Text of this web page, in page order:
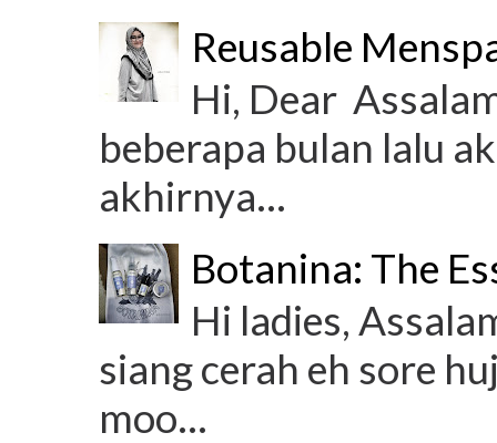
Reusable
Hi, Dear
beberapa bulan lalu
akhirnya...
Botanina: The
Hi ladies,
siang cerah eh sore
moo...